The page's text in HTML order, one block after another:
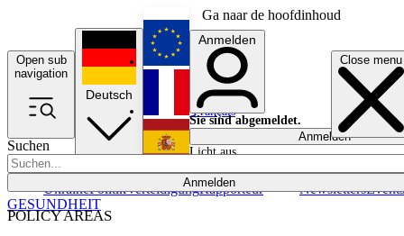
Ga naar de hoofdinhoud
Open sub
navigation
Close menu
Suchen
Anmelden
POLICY AREAS
UkrainePolitikVerteidigungRapporteur NewslettersEvents
Deutsch
English
Français
Anmelden
Sie sind abgemeldet.
Anmelden
Licht aus
GESUNDHEIT